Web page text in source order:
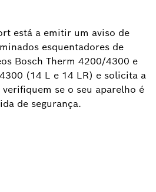
está a emitir um aviso de
esquentadores de
Bosch Therm 4200/4300 e
(14 L e 14 LR) e solicita a
se o seu aparelho é
de segurança.